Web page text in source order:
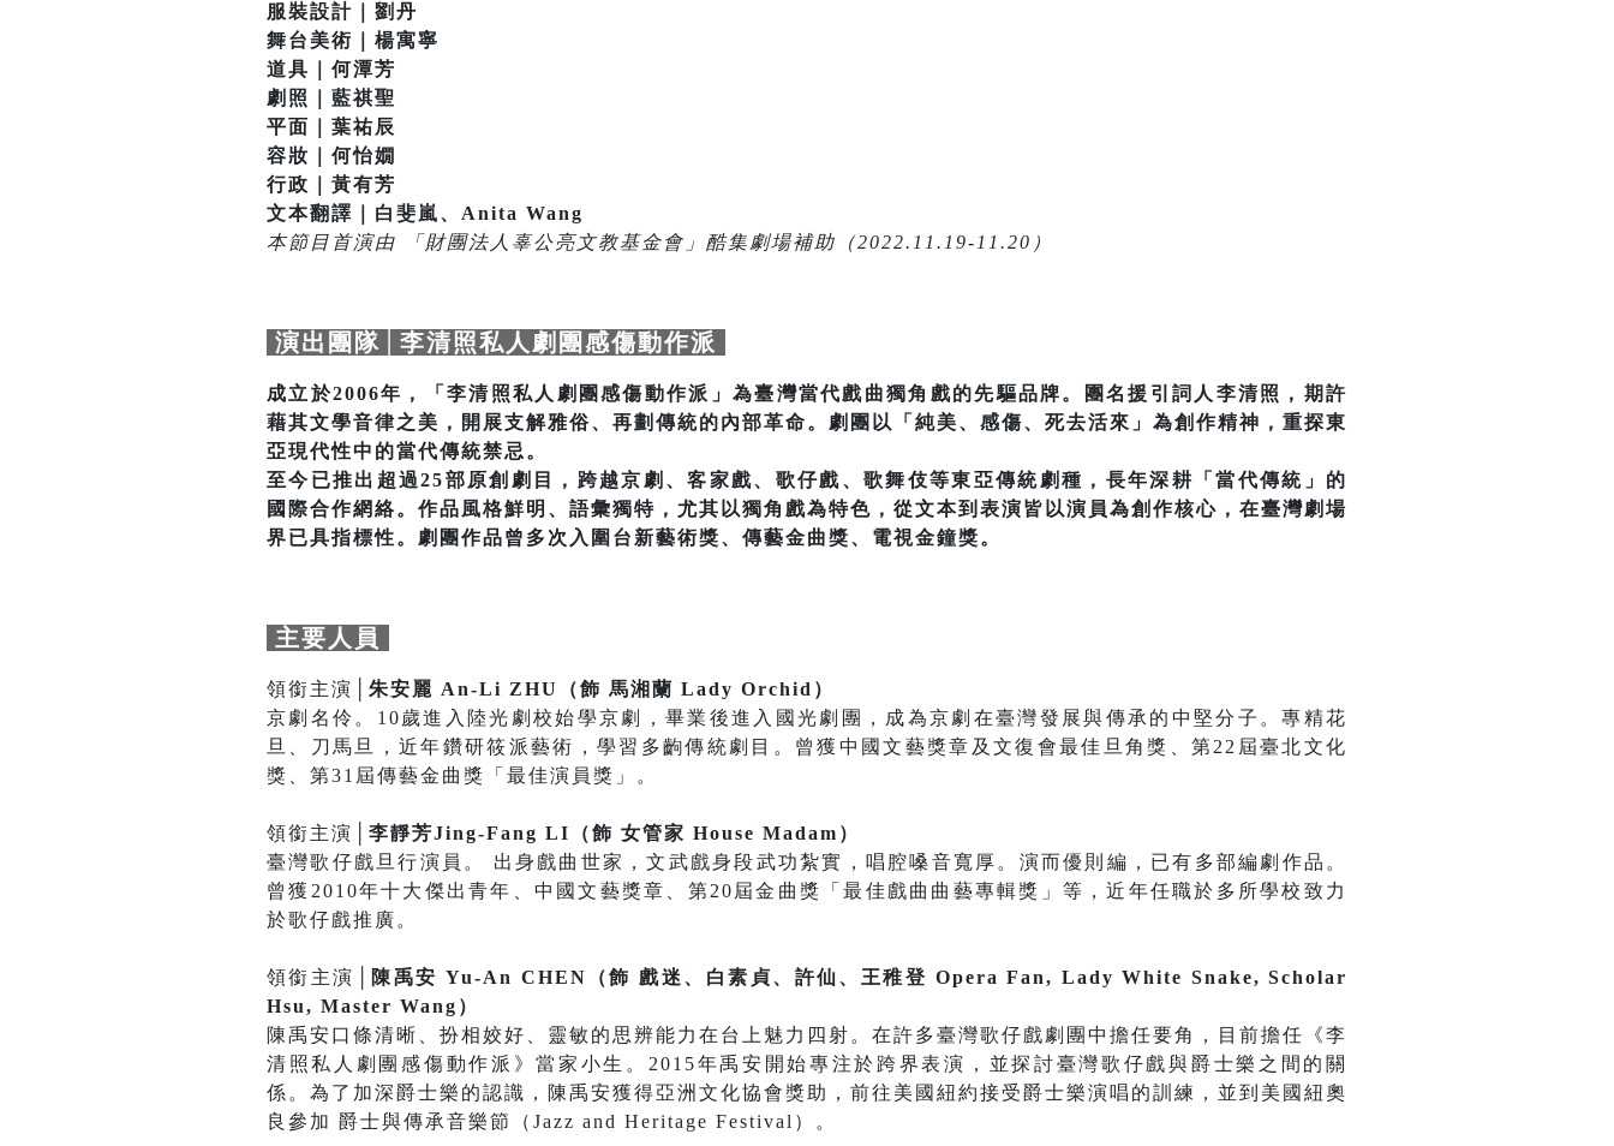
服裝設計｜劉丹
舞台美術｜楊寓寧
道具｜何潭芳
劇照｜藍祺聖
平面｜葉祐辰
容妝｜何怡嫺
行政｜黃有芳
文本翻譯｜白斐嵐、Anita Wang
本節目首演由 「財團法人辜公亮文教基金會」酷集劇場補助（2022.11.19-11.20）
演出團隊│李清照私人劇團感傷動作派
成立於2006年，「李清照私人劇團感傷動作派」為臺灣當代戲曲獨角戲的先驅品牌。團名援引詞人李清照，期許
藉其文學音律之美，開展支解雅俗、再劃傳統的內部革命。劇團以「純美、感傷、死去活來」為創作精神，重探東
亞現代性中的當代傳統禁忌。
至今已推出超過25部原創劇目，跨越京劇、客家戲、歌仔戲、歌舞伎等東亞傳統劇種，長年深耕「當代傳統」的
國際合作網絡。作品風格鮮明、語彙獨特，尤其以獨角戲為特色，從文本到表演皆以演員為創作核心，在臺灣劇場
界已具指標性。劇團作品曾多次入圍台新藝術獎、傳藝金曲獎、電視金鐘獎。
主要人員
領銜主演│ 朱安麗 An-Li ZHU（飾 馬湘蘭 Lady Orchid）
京劇名伶。10歲進入陸光劇校始學京劇，畢業後進入國光劇團，成為京劇在臺灣發展與傳承的中堅分子。專精花
旦、刀馬旦，近年鑽研筱派藝術，學習多齣傳統劇目。曾獲中國文藝獎章及文復會最佳旦角獎、第22屆臺北文化
獎、第31屆傳藝金曲獎「最佳演員獎」。
領銜主演│ 李靜芳Jing-Fang LI（飾 女管家 House Madam）
臺灣歌仔戲旦行演員。 出身戲曲世家，文武戲身段武功紮實，唱腔嗓音寬厚。演而優則編，已有多部編劇作品。
曾獲2010年十大傑出青年、中國文藝獎章、第20屆金曲獎「最佳戲曲曲藝專輯獎」等，近年任職於多所學校致力
於歌仔戲推廣。
領銜主演│
陳禹安 Yu-An CHEN（飾 戲迷、白素貞、許仙、王稚登 Opera Fan, Lady White Snake, Scholar
Hsu, Master Wang）
陳禹安口條清晰、扮相姣好、靈敏的思辨能力在台上魅力四射。在許多臺灣歌仔戲劇團中擔任要角，目前擔任《李
清照私人劇團感傷動作派》當家小生。2015年禹安開始專注於跨界表演，並探討臺灣歌仔戲與爵士樂之間的關
係。為了加深爵士樂的認識，陳禹安獲得亞洲文化協會獎助，前往美國紐約接受爵士樂演唱的訓練，並到美國紐奧
良參加 爵士與傳承音樂節（Jazz and Heritage Festival）。